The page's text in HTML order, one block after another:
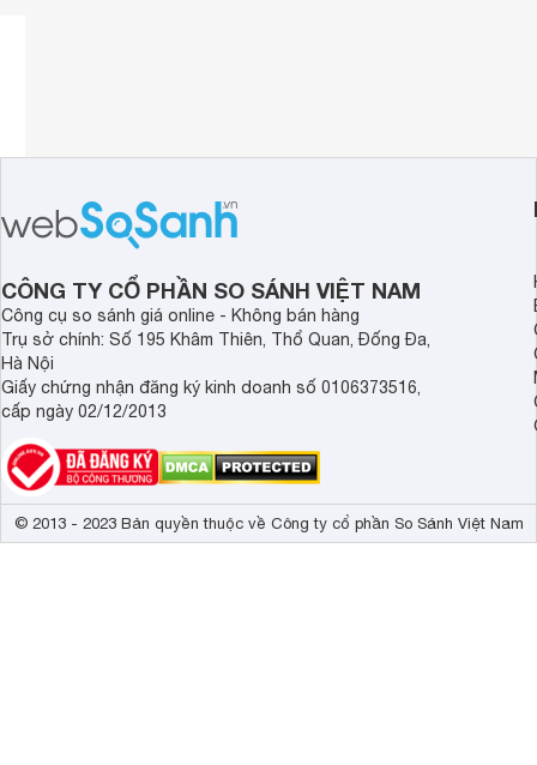
CÔNG TY CỔ PHẦN SO SÁNH VIỆT NAM
Công cụ so sánh giá online - Không bán hàng
Trụ sở chính: Số 195 Khâm Thiên, Thổ Quan, Đống Đa,
Hà Nội
Giấy chứng nhận đăng ký kinh doanh số 0106373516,
cấp ngày 02/12/2013
© 2013 - 2023 Bản quyền thuộc về Công ty cổ phần So Sánh Việt Nam